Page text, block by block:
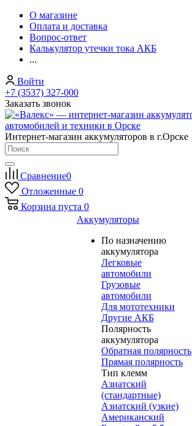
О магазине
Оплата и доставка
Вопрос-ответ
Калькулятор утечки тока АКБ
...
Войти
+7 (3537) 327-000
Заказать звонок
Интернет-магазин аккумуляторов в г.Орске
Сравнение0
Отложенные 0
Корзина пуста 0
Аккумуляторы
По назначению
аккумулятора
Легковые
автомобили
Грузовые
автомобили
Для мототехники
Другие АКБ
Полярность
аккумулятора
Обратная полярность
Прямая полярность
Тип клемм
Азиатский
(стандартные)
Азиатский (узкие)
Американский